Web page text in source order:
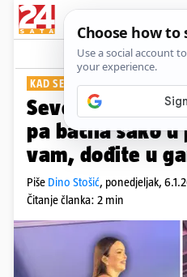
KAD SEVE ČASTI...
Severina se
pa bacila sako
vam, dođite u
Piše Dino Stošić, ponedjeljak,
Čitanje članka: 2 min